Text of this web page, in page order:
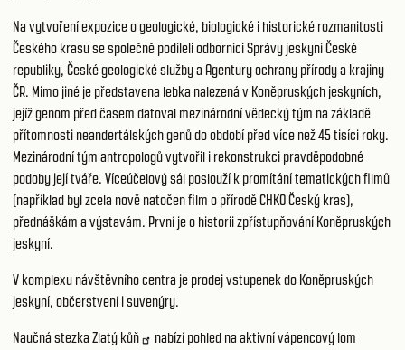
Na vytvoření expozice o geologické, biologické i historické rozmanitosti
Českého krasu se společně podíleli odborníci Správy jeskyní České
republiky, České geologické služby a Agentury ochrany přírody a krajiny
ČR. Mimo jiné je představena lebka nalezená v Koněpruských jeskyních,
jejíž genom před časem datoval mezinárodní vědecký tým na základě
přítomnosti neandertálských genů do období před více než 45 tisíci roky.
Mezinárodní tým antropologů vytvořil i rekonstrukci pravděpodobné
podoby její tváře. Víceúčelový sál poslouží k promítání tematických filmů
(například byl zcela nově natočen film o přírodě CHKO Český kras),
přednáškám a výstavám. První je o historii zpřístupňování Koněpruských
jeskyní.
V komplexu návštěvního centra je prodej vstupenek do Koněpruských
jeskyní, občerstvení i suvenýry.
Naučná stezka Zlatý kůň
nabízí pohled na aktivní vápencový lom